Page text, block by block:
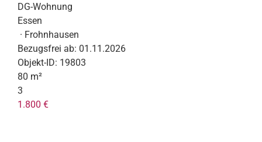
DG-Wohnung
Essen
· Frohnhausen
Bezugsfrei ab: 01.11.2026
Objekt-ID: 19803
80 m²
3
1.800 €